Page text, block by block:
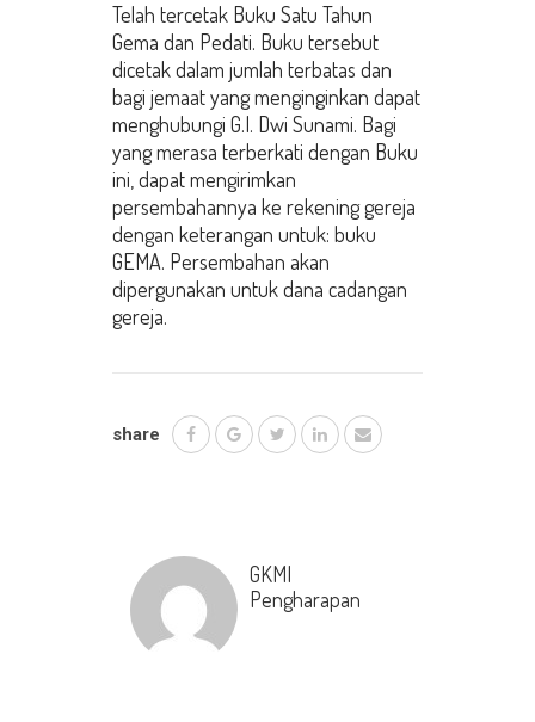
Telah tercetak Buku Satu Tahun
Gema dan Pedati. Buku tersebut
dicetak dalam jumlah terbatas dan
bagi jemaat yang menginginkan dapat
menghubungi G.I. Dwi Sunami. Bagi
yang merasa terberkati dengan Buku
ini, dapat mengirimkan
persembahannya ke rekening gereja
dengan keterangan untuk: buku
GEMA. Persembahan akan
dipergunakan untuk dana cadangan
gereja.
share
GKMI
Pengharapan